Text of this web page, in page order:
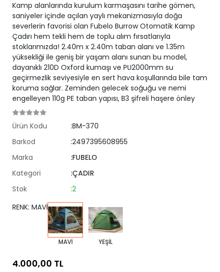
Kamp alanlarında kurulum karmaşasını tarihe gömen,
saniyeler içinde açılan yaylı mekanizmasıyla doğa
severlerin favorisi olan Fubelo Burrow Otomatik Kamp
Çadırı hem tekli hem de toplu alım fırsatlarıyla
stoklarımızda! 2.40m x 2.40m taban alanı ve 1.35m
yüksekliği ile geniş bir yaşam alanı sunan bu model,
dayanıklı 210D Oxford kumaşı ve PU2000mm su
geçirmezlik seviyesiyle en sert hava koşullarında bile tam
koruma sağlar. Zeminden gelecek soğuğu ve nemi
engelleyen 110g PE taban yapısı, B3 şifreli haşere önley
Ürün Kodu
:BM-370
Barkod
:2497395608955
Marka
:FUBELO
Kategori
:ÇADIR
Stok
:2
RENK: MAVİ
MAVİ YEŞİL
4.000,00 TL